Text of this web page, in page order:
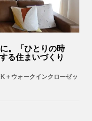
。「ひとりの時
る住まいづくり
＋ウォークインクローゼッ